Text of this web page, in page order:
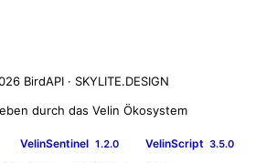
BirdAPI · SKYLITE.DESIGN
durch das Velin Ökosystem
VelinSentinel 1.2.0 VelinScript 3.5.0